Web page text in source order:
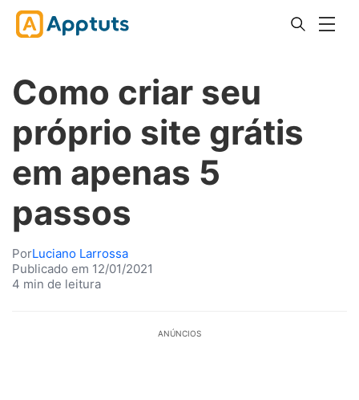
Como criar seu
próprio site grátis
em apenas 5
passos
PorLuciano Larrossa
Publicado em 12/01/2021
4 min de leitura
ANÚNCIOS